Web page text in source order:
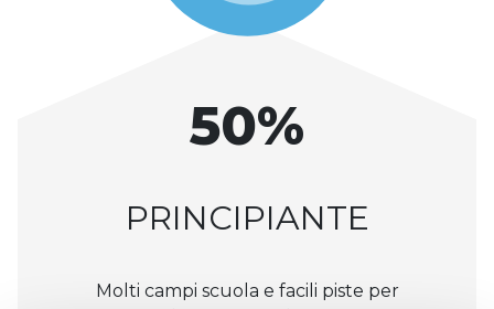
50%
PRINCIPIANTE
Molti campi scuola e facili piste per